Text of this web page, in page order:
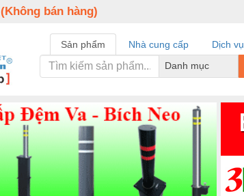
(Không bán hàng)
Sản phẩm Nhà cung cấp
Dịch vụ
Danh mục